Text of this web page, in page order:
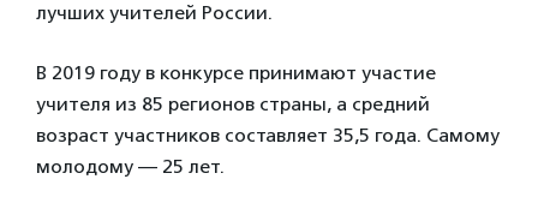
лучших учителей России.
В 2019 году в конкурсе принимают участие
учителя из 85 регионов страны, а средний
возраст участников составляет 35,5 года. Самому
молодому — 25 лет.